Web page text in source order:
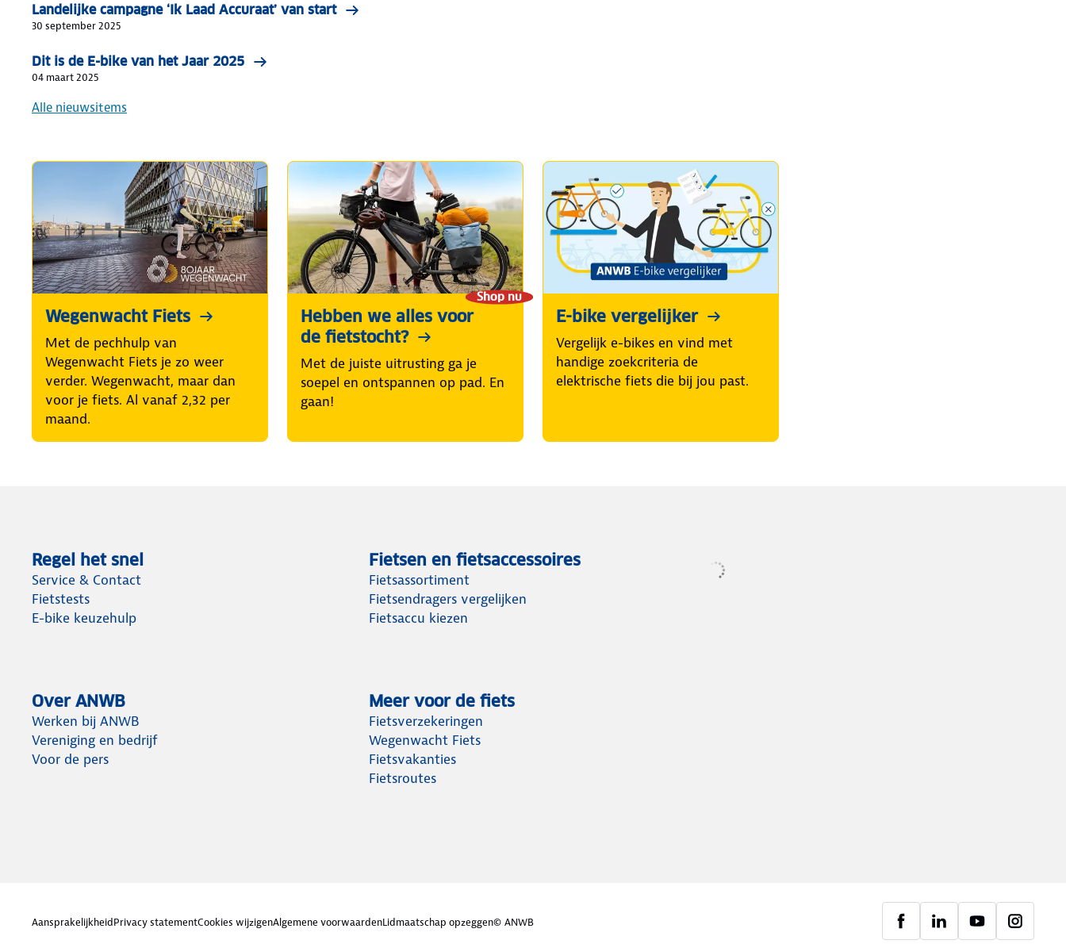
Landelijke campagne ‘Ik Laad Accuraat’ van start
30 september 2025
Dit is de E-bike van het Jaar 2025
04 maart 2025
Alle nieuwsitems
Wegenwacht Fiets
Met de pechhulp van
Wegenwacht Fiets je zo weer
verder. Wegenwacht, maar dan
voor je fiets. Al vanaf 2,32 per
maand.
Shop nu
Hebben we alles voor
de fietstocht?
Met de juiste uitrusting ga je
soepel en ontspannen op pad. En
gaan!
E-bike vergelijker
Vergelijk e-bikes en vind met
handige zoekcriteria de
elektrische fiets die bij jou past.
Regel het snel
Service & Contact
Fietstests
E-bike keuzehulp
Fietsen en fietsaccessoires
Fietsassortiment
Fietsendragers vergelijken
Fietsaccu kiezen
Over ANWB
Werken bij ANWB
Vereniging en bedrijf
Voor de pers
Meer voor de fiets
Fietsverzekeringen
Wegenwacht Fiets
Fietsvakanties
Fietsroutes
AansprakelijkheidPrivacy statementCookies wijzigenAlgemene voorwaardenLidmaatschap opzeggen© ANWB